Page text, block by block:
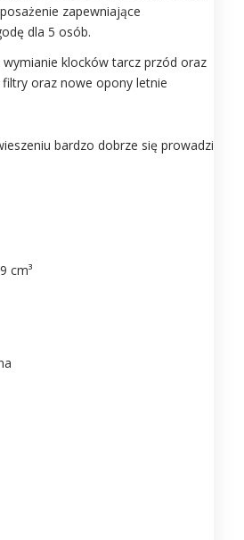
zapewniające
dla 5 osób.
klocków tarcz przód oraz
filtry oraz nowe opony letnie
bardzo dobrze się prowadzi
cm³